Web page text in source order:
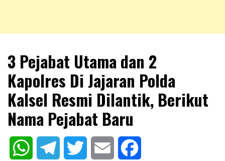
NKRIPOST
3 Pejabat Utama dan 2
Kapolres Di Jajaran Polda
Kalsel Resmi Dilantik, Berikut
Nama Pejabat Baru
WhatsAppTelegram Twitter Email